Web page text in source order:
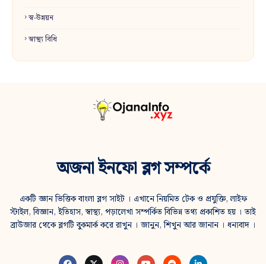
স্ব-উন্নয়ন
স্বাস্থ্য বিধি
অজনা ইনফো ব্লগ সম্পর্কে
একটি জ্ঞান ভিত্তিক বাংলা ব্লগ সাইট । এখানে নিয়মিত টেক ও প্রযুক্তি, লাইফ
স্টাইল, বিজ্ঞান, ইতিহাস, স্বাস্থ্য, পড়ালেখা সম্পর্কিত বিভিন্ন তথ্য প্রকাশিত হয় । তাই
ব্রাউজার থেকে ব্লগটি বুকমার্ক করে রাখুন । জানুন, শিখুন আর জানান । ধন্যবাদ ।